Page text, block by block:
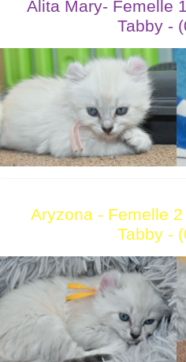
Alita Mary- Femelle
Tabby -
Aryzona - Femelle
Tabby -